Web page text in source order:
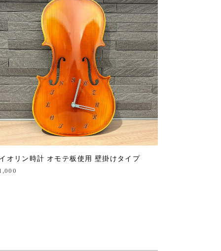
オリン時計 オモテ板使用 壁掛けタイプ